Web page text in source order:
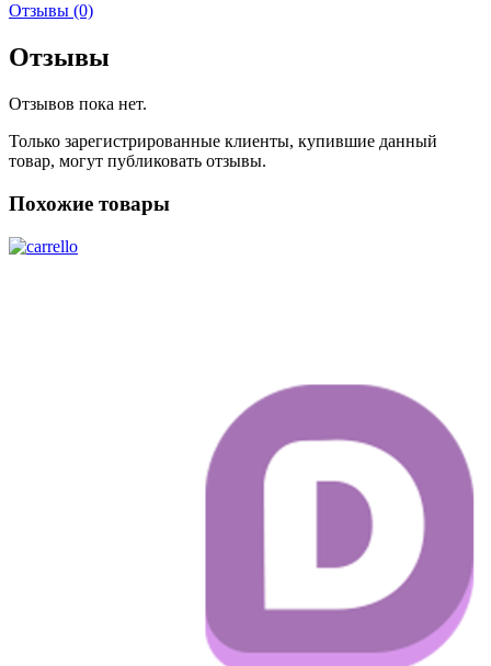
Отзывы (0)
Отзывы
Отзывов пока нет.
Только зарегистрированные клиенты, купившие данный
товар, могут публиковать отзывы.
Похожие товары